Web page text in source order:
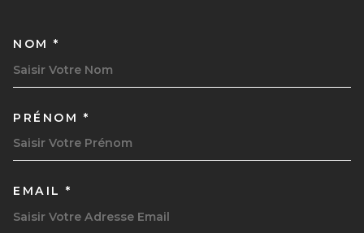
NOM *
PRÉNOM *
EMAIL *